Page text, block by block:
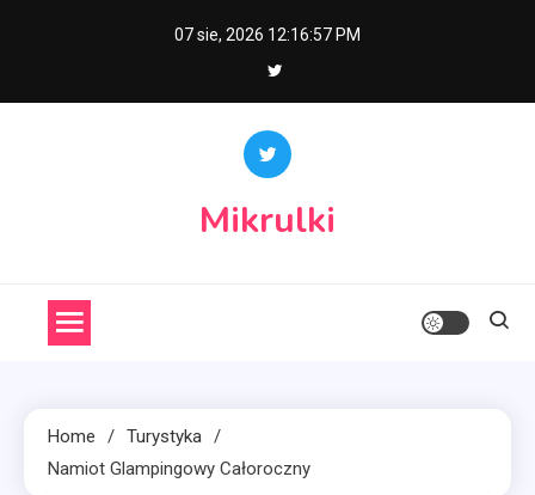
07 sie, 2026 12:16:58 PM
Mikrulki
Home
Turystyka
Namiot Glampingowy Całoroczny